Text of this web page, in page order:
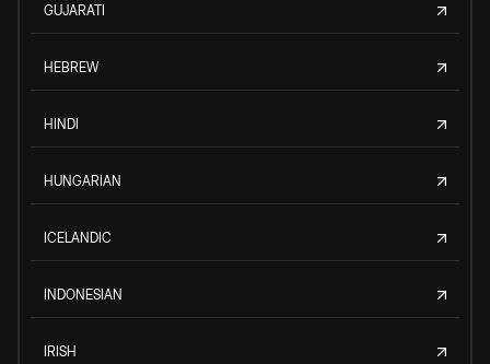
GUJARATI
HEBREW
HINDI
HUNGARIAN
ICELANDIC
INDONESIAN
IRISH